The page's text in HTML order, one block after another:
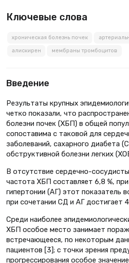
Ключевые слова
хроническая болезнь почек
алискирен мембраны тромбоцитов
Введение
Результаты крупных
четко показали, что
болезни почек (ХБП) в общей
сопоставима с таковой для
заболеваний, сахарного диабета
обструктивной болезни легких
В отсутствие сердечно-
частота ХБП составляет 6,8 %,
гипертонии (АГ) этот показатель
при сочетании СД и АГ достигает
Среди наиболее
ХБП особое место занимает
встречающееся, по некоторым
пациентов [3]; с точки зрения
прогрессирования особое